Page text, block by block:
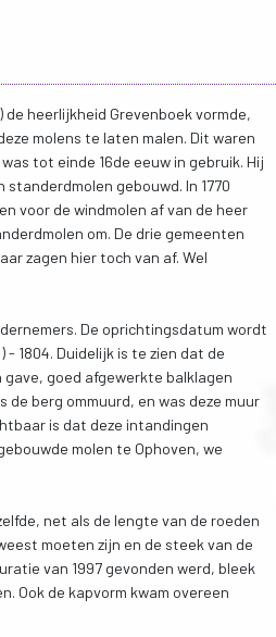
heerlijkheid Grevenboek vormde,
molens te laten malen. Dit waren
tot einde 16de eeuw in gebruik. Hij
gebouwd. In 1770
voor de windmolen af van de heer
om. De drie gemeenten
zagen hier toch van af. Wel
De oprichtingsdatum wordt
1804. Duidelijk is te zien dat de
goed afgewerkte balklagen
de berg ommuurd, en was deze muur
is dat deze intandingen
molen te Ophoven, we
net als de lengte van de roeden
moeten zijn en de steek van de
van 1997 gevonden werd, bleek
Ook de kapvorm kwam overeen